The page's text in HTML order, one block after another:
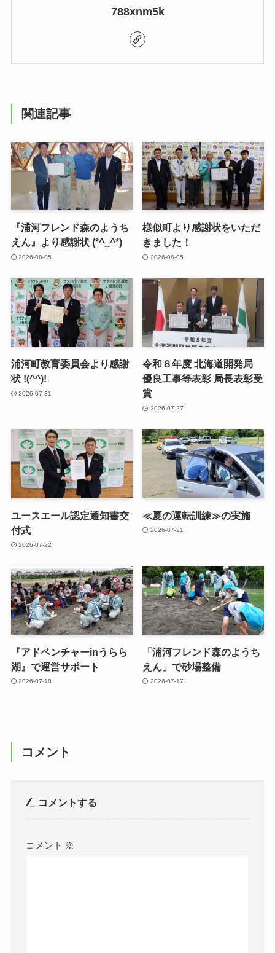
788xnm5k
関連記事
『浦河フレンド森のようち
えん』より感謝状 (*^_^*)
2026-08-05
様似町より感謝状をいただ
きました！
2026-08-05
浦河町教育委員会より感謝
状 !(^^)!
2026-07-31
令和８年度 北海道開発局
優良工事等表彰 局長表彰受
賞
2026-07-27
ユースエール認定通知書交
付式
2026-07-22
≪夏の運転訓練≫の実施
2026-07-21
『アドベンチャーinうらら
湖』で運営サポート
2026-07-18
「浦河フレンド森のようち
えん」で砂場整備
2026-07-17
コメント
コメントする
コメント ※